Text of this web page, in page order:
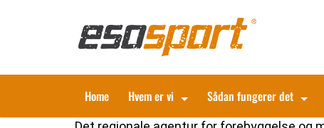
Home Hvem er vi Sådan fungerer det